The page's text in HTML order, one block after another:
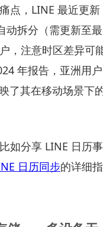
点，LINE 最近更新
动拆分（需更新至最
，注意时区差异可
年报告，亚洲用户
了其在移动场景下
如分享 LINE 日历事
日历同步的详细指